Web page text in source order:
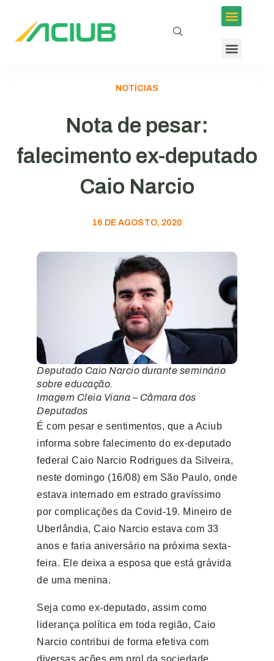
NOTÍCIAS
Nota de pesar:
falecimento ex-deputado
Caio Narcio
16 DE AGOSTO, 2020
Deputado Caio Narcio durante seminário
sobre educação.
Imagem Cleia Viana – Câmara dos
Deputados
É com pesar e sentimentos, que a Aciub
informa sobre falecimento do ex-deputado
federal Caio Narcio Rodrigues da Silveira,
neste domingo (16/08) em São Paulo, onde
estava internado em estrado gravíssimo
por complicações da Covid-19. Mineiro de
Uberlândia, Caio Narcio estava com 33
anos e faria aniversário na próxima sexta-
feira. Ele deixa a esposa que está grávida
de uma menina.
Seja como ex-deputado, assim como
liderança política em toda região, Caio
Narcio contribui de forma efetiva com